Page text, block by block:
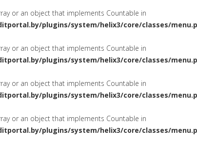
or an object that implements Countable in
plugins/system/helix3/core/classes/
or an object that implements Countable in
plugins/system/helix3/core/classes/
or an object that implements Countable in
plugins/system/helix3/core/classes/
or an object that implements Countable in
plugins/system/helix3/core/classes/